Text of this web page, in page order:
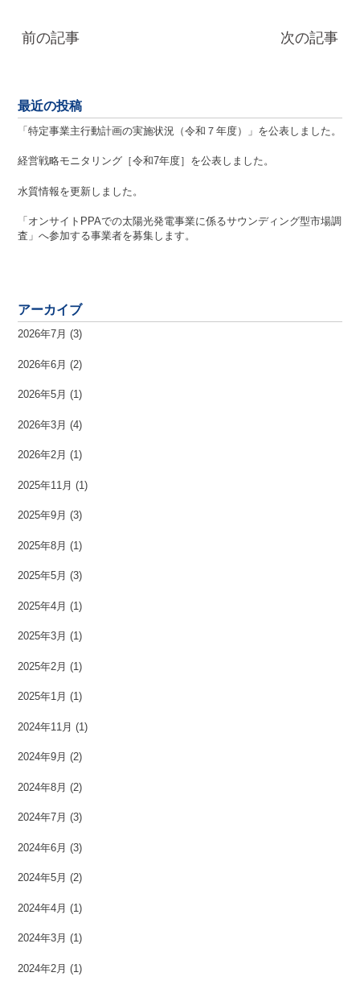
前の記事 次の記事
最近の投稿
「特定事業主行動計画の実施状況（令和７年度）」を公表しました。
経営戦略モニタリング［令和7年度］を公表しました。
水質情報を更新しました。
「オンサイトPPAでの太陽光発電事業に係るサウンディング型市場調
査」へ参加する事業者を募集します。
アーカイブ
2026年7月 (3)
2026年6月 (2)
2026年5月 (1)
2026年3月 (4)
2026年2月 (1)
2025年11月 (1)
2025年9月 (3)
2025年8月 (1)
2025年5月 (3)
2025年4月 (1)
2025年3月 (1)
2025年2月 (1)
2025年1月 (1)
2024年11月 (1)
2024年9月 (2)
2024年8月 (2)
2024年7月 (3)
2024年6月 (3)
2024年5月 (2)
2024年4月 (1)
2024年3月 (1)
2024年2月 (1)